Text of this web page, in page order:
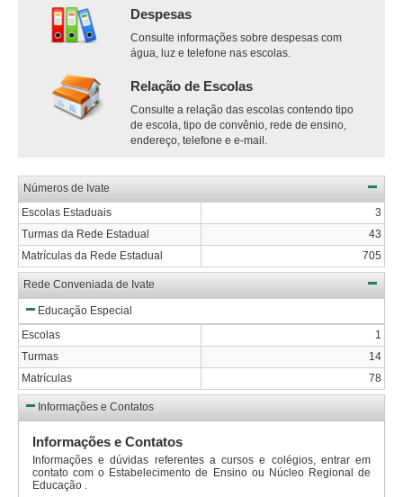
Despesas
Consulte informações sobre despesas com
água, luz e telefone nas escolas.
Relação de Escolas
Consulte a relação das escolas contendo tipo
de escola, tipo de convênio, rede de ensino,
endereço, telefone e e-mail.
Números de Ivate
Escolas Estaduais
3
Turmas da Rede Estadual
43
Matrículas da Rede Estadual
705
Rede Conveniada de Ivate
Educação Especial
Escolas
1
Turmas
14
Matrículas
78
Informações e Contatos
Informações e Contatos
Informações e dúvidas referentes a cursos e colégios, entrar em
contato com o Estabelecimento de Ensino ou Núcleo Regional de
Educação .